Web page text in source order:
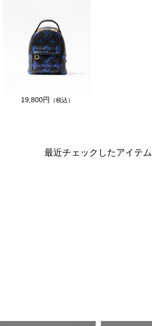
19,800円 （税込）
最近チェックしたアイテム